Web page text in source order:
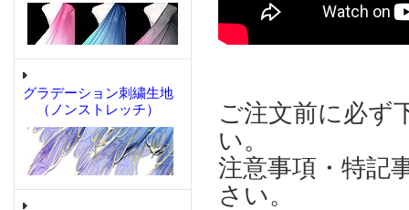
グラデーション刺繍生地
（ノンストレッチ）
ご注文前に必ず
い。
注意事項・特記
さい。